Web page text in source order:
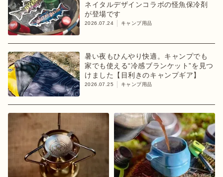
ネイタルデザインコラボの怪魚保冷剤
が登場です
2026.07.24 キャンプ用品
暑い夜もひんやり快適。キャンプでも
家でも使える“冷感ブランケット”を見つ
けました【目利きのキャンプギア】
2026.07.25 キャンプ用品